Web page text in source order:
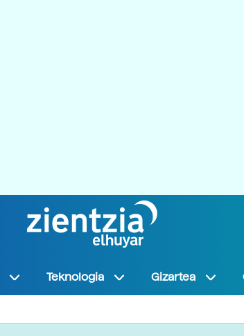
Teknologia Gizartea